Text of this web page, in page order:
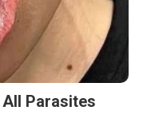
Parasites